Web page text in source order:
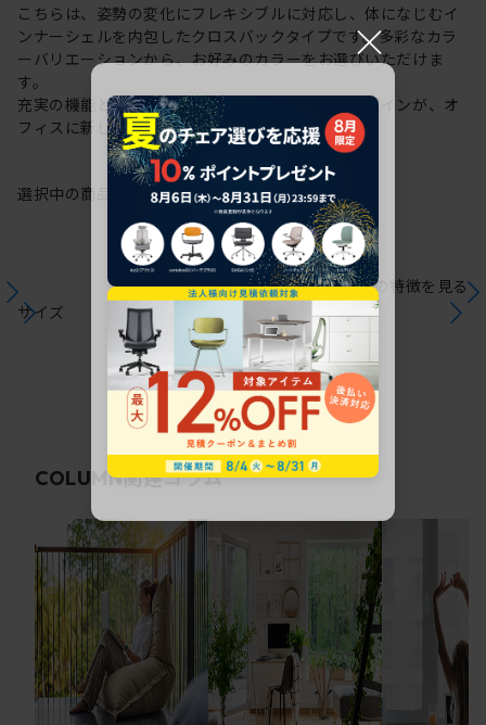
こちらは、姿勢の変化にフレキシブルに対応し、体になじむイ
ンナーシェルを内包したクロスバックタイプです。多彩なカラ
ーバリエーションから、お好みのカラーをお選びいただけま
す。
充実の機能と一体となった透明感のある美しいデザインが、オ
フィスに新しい風を運びます。
選択中の商品情報 保証注意事項
サイズ
シリーズの特徴を見る
COLUMN関連コラム
×